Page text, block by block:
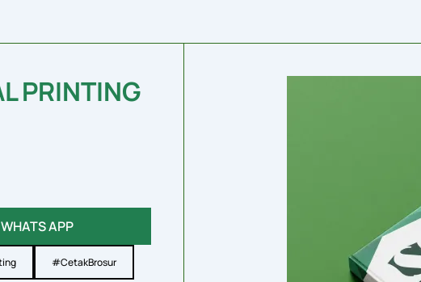
PRINTING
WHATS APP
#CetakBrosur